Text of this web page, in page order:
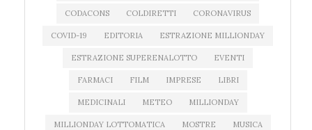
CODACONS COLDIRETTI CORONAVIRUS
COVID-19 EDITORIA ESTRAZIONE MILLIONDAY
ESTRAZIONE SUPERENALOTTO EVENTI
FARMACI FILM IMPRESE LIBRI
MEDICINALI METEO MILLIONDAY
MILLIONDAY LOTTOMATICA MOSTRE MUSICA